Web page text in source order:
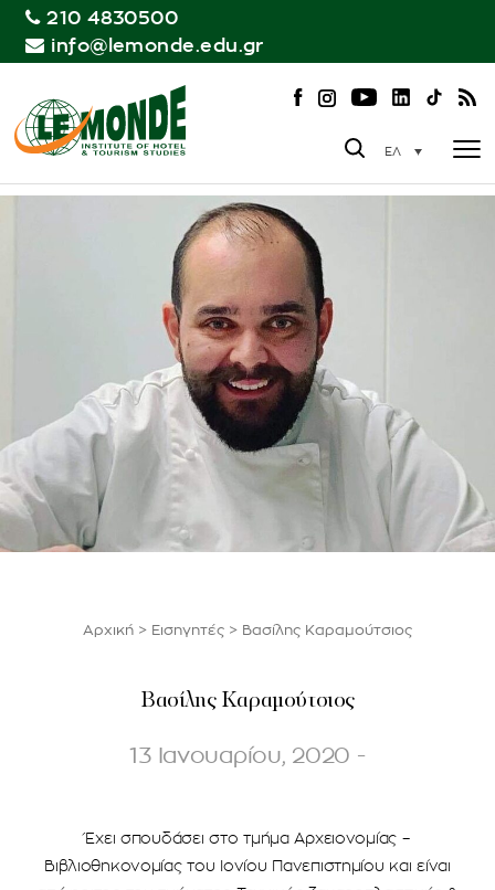
210 4830500
info@lemonde.edu.gr
ΕΛ
Αρχική > Εισηγητές > Βασίλης Καραμούτσιος
Βασίλης Καραμούτσιος
13 Ιανουαρίου, 2020 -
Έχει σπουδάσει στο τμήμα Αρχειονομίας –
Βιβλιοθηκονομίας του Ιονίου Πανεπιστημίου και είναι